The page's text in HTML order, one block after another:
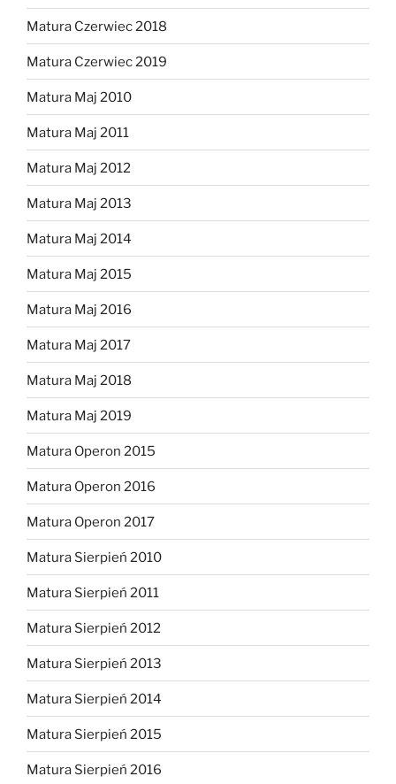
Matura Czerwiec 2018
Matura Czerwiec 2019
Matura Maj 2010
Matura Maj 2011
Matura Maj 2012
Matura Maj 2013
Matura Maj 2014
Matura Maj 2015
Matura Maj 2016
Matura Maj 2017
Matura Maj 2018
Matura Maj 2019
Matura Operon 2015
Matura Operon 2016
Matura Operon 2017
Matura Sierpień 2010
Matura Sierpień 2011
Matura Sierpień 2012
Matura Sierpień 2013
Matura Sierpień 2014
Matura Sierpień 2015
Matura Sierpień 2016